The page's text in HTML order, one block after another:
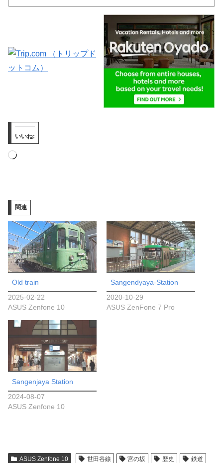
いいね:
読
み
中…
関連
Old train
2025-02-22
ASUS Zenfone 10
Sangendyaya-Station
2020-10-29
ASUS ZenFone 7 Pro
Sangenjaya Station
2024-08-07
ASUS Zenfone 10
ASUS Zenfone 10 世田谷線 宮の坂 歴史 鉄道